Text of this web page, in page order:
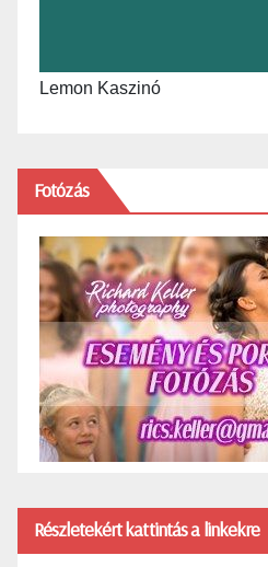
Lemon Kaszinó
Fotózás
Részletekért kattintás a linkekre